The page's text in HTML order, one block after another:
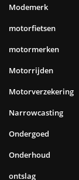
Modemerk
motorfietsen
motormerken
Motorrijden
Motorverzekering
Narrowcasting
Ondergoed
Onderhoud
ontslag